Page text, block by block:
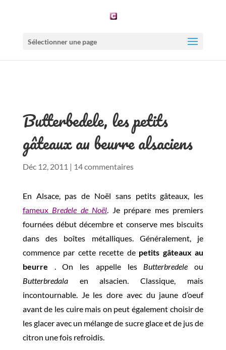
Sélectionner une page
Butterbedele, les petits
gâteaux au beurre alsaciens
Déc 12, 2011 | 14 commentaires
En Alsace, pas de Noël sans petits gâteaux, les
fameux Bredele de Noël. Je prépare mes premiers
fournées début décembre et conserve mes biscuits
dans des boîtes métalliques. Généralement, je
commence par cette recette de petits gâteaux au
beurre . On les appelle les Butterbredeleou
Butterbredalaen alsacien. Classique, mais
incontournable. Je les dore avec du jaune d’oeuf
avant de les cuire mais on peut également choisir de
les glacer avec un mélange de sucre glace et de jus de
citron une fois refroidis.